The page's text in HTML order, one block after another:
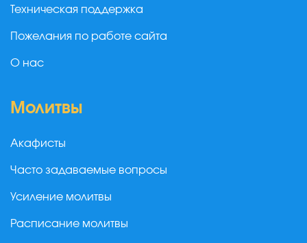
Техническая поддержка
Пожелания по работе сайта
О нас
Молитвы
Акафисты
Часто задаваемые вопросы
Усиление молитвы
Расписание молитвы